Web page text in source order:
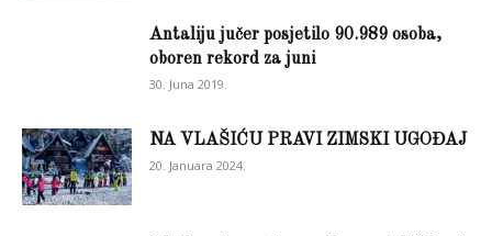
Antaliju jučer posjetilo 90.989 osoba,
oboren rekord za juni
30. Juna 2019.
NA VLAŠIĆU PRAVI ZIMSKI UGOĐAJ
20. Januara 2024.